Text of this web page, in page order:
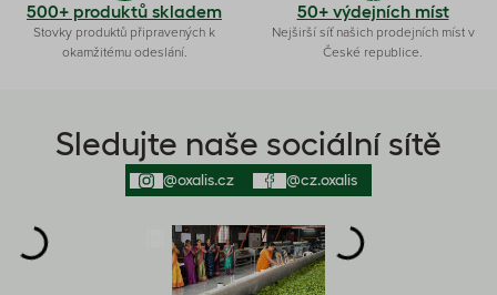
500+ produktů skladem
Stovky produktů připravených k
okamžitému odeslání.
50+ výdejních míst
Nejširší síť našich prodejních míst v
České republice.
Sledujte naše sociální sítě
@oxalis.cz @cz.oxalis